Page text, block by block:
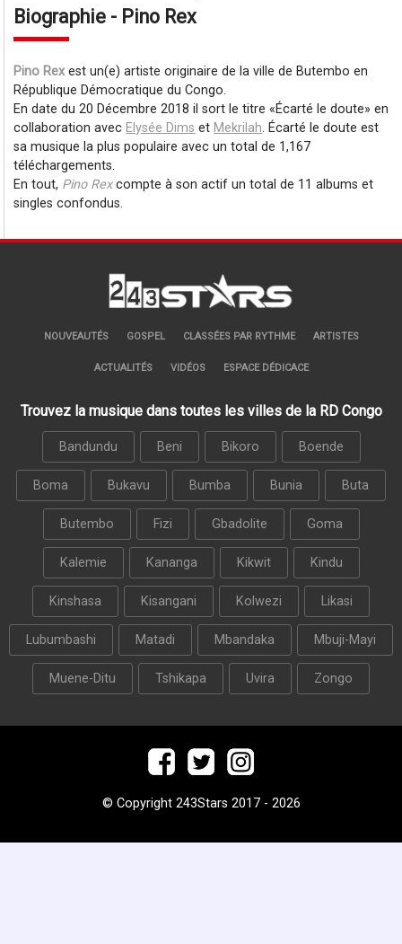
Biographie - Pino Rex
Pino Rexest un(e) artiste originaire de la ville de Butembo en
République Démocratique du Congo.
En date du 20 Décembre 2018 il sort le titre Écarté le doute
en
collaboration avec Elysée Dims et Mekrilah. Écarté le doute est
sa musique la plus populaire avec un total de 1,167
téléchargements.
En tout, Pino Rexcompte à son actif un total de 11 albums et
singles confondus.
NOUVEAUTÉS GOSPEL CLASSÉES PAR RYTHME ARTISTES
ACTUALITÉS VIDÉOS ESPACE DÉDICACE
Trouvez la musique dans toutes les villes de la RD Congo
Bandundu Beni Bikoro Boende
Boma Bukavu Bumba Bunia Buta
Butembo Fizi Gbadolite Goma
Kalemie Kananga Kikwit Kindu
Kinshasa Kisangani Kolwezi Likasi
Lubumbashi Matadi Mbandaka Mbuji-Mayi
Muene-Ditu Tshikapa Uvira Zongo
© Copyright 243Stars 2017 - 2026